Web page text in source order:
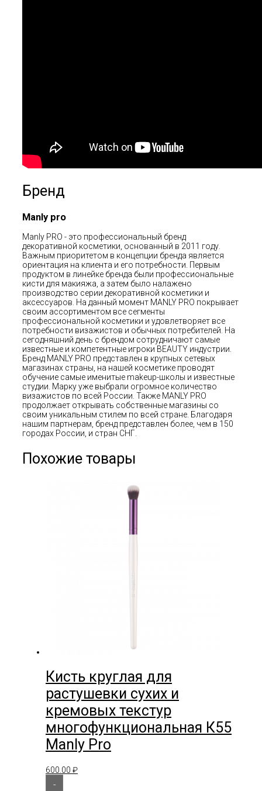
Бренд
Manly pro
Manly PRO - это профессиональный бренд
декоративной косметики, основанный в 2011 году.
Важным приоритетом в концепции бренда является
ориентация на клиента и его потребности. Первым
продуктом в линейке бренда были профессиональные
кисти для макияжа, а затем было налажено
производство серии декоративной косметики и
аксессуаров. На данный момент MANLY PRO покрывает
своим ассортиментом все сегменты
профессиональной косметики и удовлетворяет все
потребности визажистов и обычных потребителей. На
сегодняшний день с брендом сотрудничают самые
известные и компетентные игроки BEAUTY индустрии.
Бренд MANLY PRO представлен в крупных сетевых
магазинах страны, на нашей косметике проводят
обучение самые именитые makeup-школы и известные
студии. Марку уже выбрали огромное количество
визажистов по всей России. Также MANLY PRO
продолжает открывать собственные магазины со
своим уникальным стилем по всей стране. Благодаря
нашим партнерам, бренд представлен более, чем в 150
городах России, и стран СНГ.
Похожие товары
Кисть круглая для
растушевки сухих и
кремовых текстур
многофункциональная К55
Manly Pro
600.00 ₽
-